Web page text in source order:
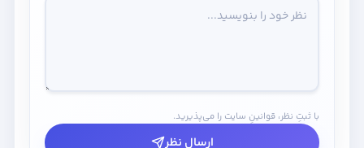
با ثبتِ نظر، قوانینِ سایت را می‌پذیرید.
ارسال نظر